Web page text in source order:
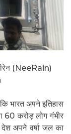
(NeeRain)
भारत अपने इतिहास
करोड़ लोग गंभीर
अपने वर्षा जल का